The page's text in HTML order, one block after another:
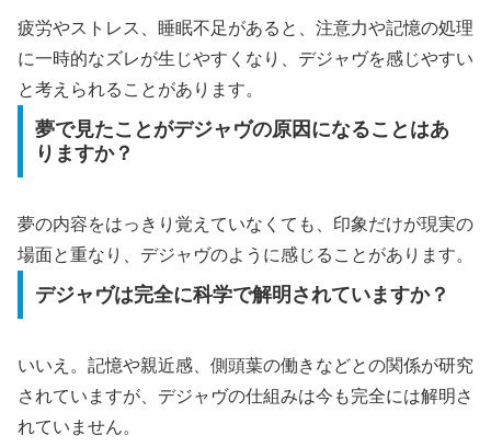
疲労やストレス、睡眠不足があると、注意力や記憶の処理
に一時的なズレが生じやすくなり、デジャヴを感じやすい
と考えられることがあります。
夢で見たことがデジャヴの原因になることはあ
りますか？
夢の内容をはっきり覚えていなくても、印象だけが現実の
場面と重なり、デジャヴのように感じることがあります。
デジャヴは完全に科学で解明されていますか？
いいえ。記憶や親近感、側頭葉の働きなどとの関係が研究
されていますが、デジャヴの仕組みは今も完全には解明さ
れていません。